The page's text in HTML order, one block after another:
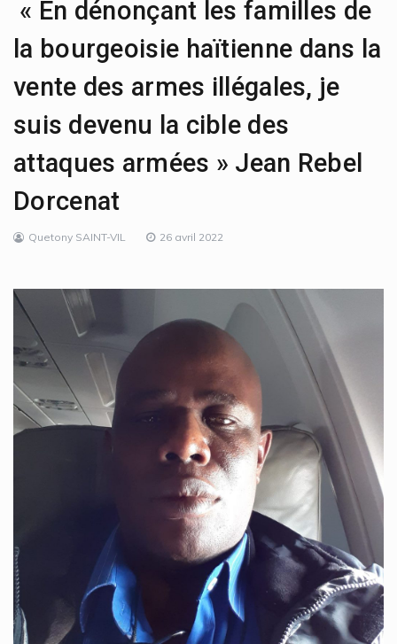
« En dénonçant les familles de
la bourgeoisie haïtienne dans la
vente des armes illégales, je
suis devenu la cible des
attaques armées » Jean Rebel
Dorcenat
Quetony SAINT-VIL 26 avril 2022